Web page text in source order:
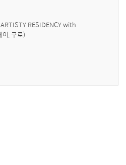
RESIDENCY with
, 구로)